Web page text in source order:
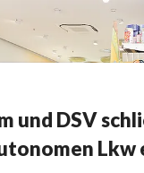
und DSV
Lkw